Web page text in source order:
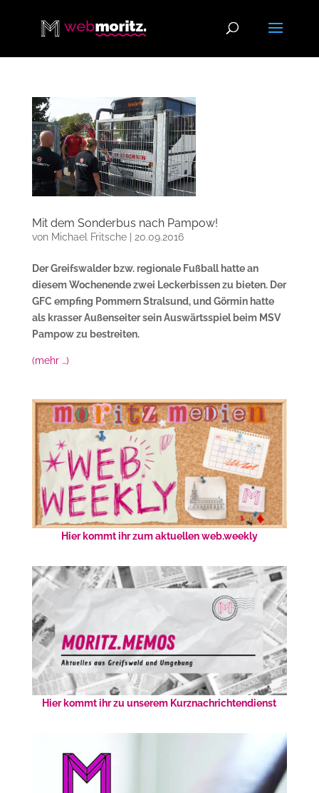
Mit dem Sonderbus nach Pampow!
von Michael Fritsche| 20.09.2016
Der Greifswalder bzw. regionale Fußball hatte an
diesem Wochenende zwei Leckerbissen zu bieten. Der
GFC empfing Pommern Stralsund, und Görmin hatte
als krasser Außenseiter sein Auswärtsspiel beim MSV
Pampow zu bestreiten.
(mehr …)
Hier kommt ihr zum aktuellen web.weekly
Hier kommt ihr zu unserem Kurznachrichtendienst